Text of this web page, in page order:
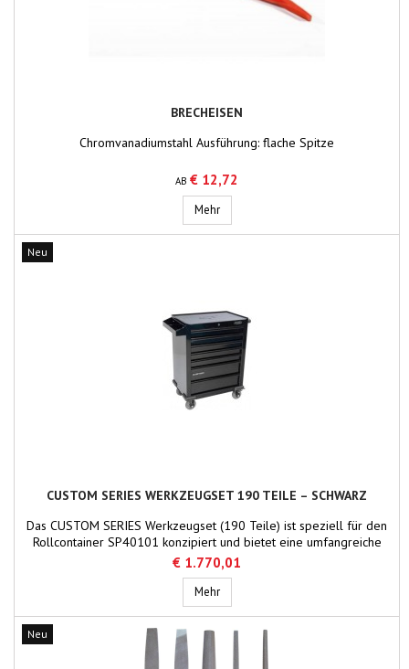
BRECHEISEN
Chromvanadiumstahl Ausführung: flache Spitze
AB € 12,72
MehrBrecheisen
Neu
CUSTOM SERIES WERKZEUGSET 190 TEILE – SCHWARZ
Das CUSTOM SERIES Werkzeugset (190 Teile) ist speziell für den
Rollcontainer SP40101 konzipiert und bietet eine umfangreiche
Auswahl an professionellen Werkzeugen für anspruchsvolle
Anwendungen im Schiffbau und in der Reparatur. Das Set enthält
Steckschlüsseleinsätze, Zangen, Schraubendreher, Torx- und
Inbusschlüssel sowie einen Profi-Bit-Satz. Alle...
€ 1.770,01
MehrCUSTOM SERIES Werkzeugset 190
Neu